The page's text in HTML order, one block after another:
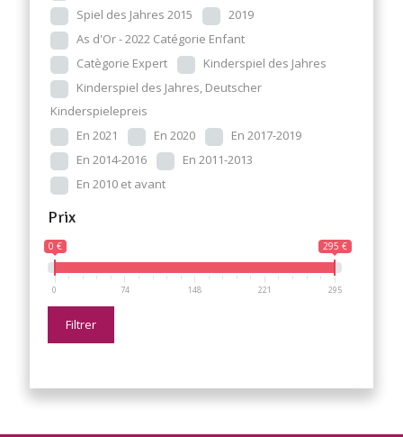
Spiel des Jahres 2015
2019
As d'Or - 2022 Catégorie Enfant
Catègorie Expert
Kinderspiel des Jahres
Kinderspiel des Jahres, Deutscher
Kinderspielepreis
En 2021
En 2020
En 2017-2019
En 2014-2016
En 2011-2013
En 2010 et avant
Prix
0 € 295 €
0 74 148 221 295
Filtrer